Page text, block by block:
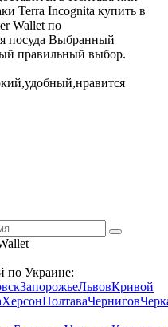
Terra Incognita купить в
Wallet по
посуда Выбранный
правильный выбор.
по Украине:
ЗапорожьеЛьвовКривой
ХерсонПолтаваЧернигов